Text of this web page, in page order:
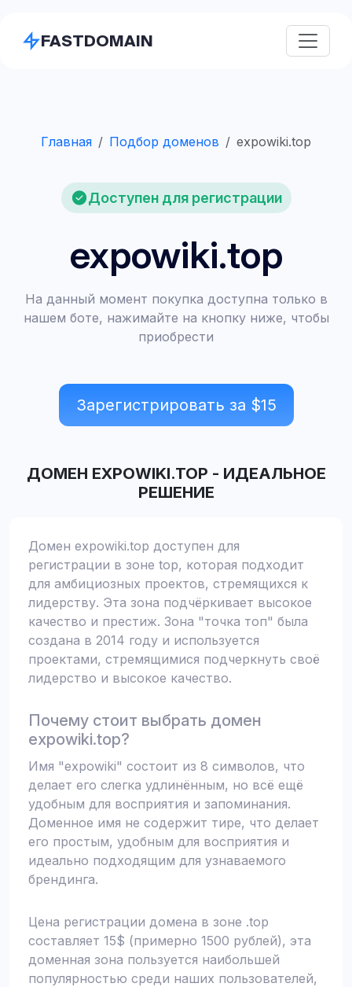
FASTDOMAIN
Главная Подбор доменов expowiki.top
Доступен для регистрации
expowiki.top
На данный момент покупка доступна только в
нашем боте, нажимайте на кнопку ниже, чтобы
приобрести
Зарегистрировать за $15
ДОМЕН EXPOWIKI.TOP - ИДЕАЛЬНОЕ
РЕШЕНИЕ
Домен expowiki.top доступен для
регистрации в зоне top, которая подходит
для амбициозных проектов, стремящихся к
лидерству. Эта зона подчёркивает высокое
качество и престиж. Зона "точка топ" была
создана в 2014 году и используется
проектами, стремящимися подчеркнуть своё
лидерство и высокое качество.
Почему стоит выбрать домен
expowiki.top?
Имя "expowiki" состоит из 8 символов, что
делает его слегка удлинённым, но всё ещё
удобным для восприятия и запоминания.
Доменное имя не содержит тире, что делает
его простым, удобным для восприятия и
идеально подходящим для узнаваемого
брендинга.
Цена регистрации домена в зоне .top
составляет 15$ (примерно 1500 рублей), эта
доменная зона пользуется наибольшей
популярностью среди наших пользователей,